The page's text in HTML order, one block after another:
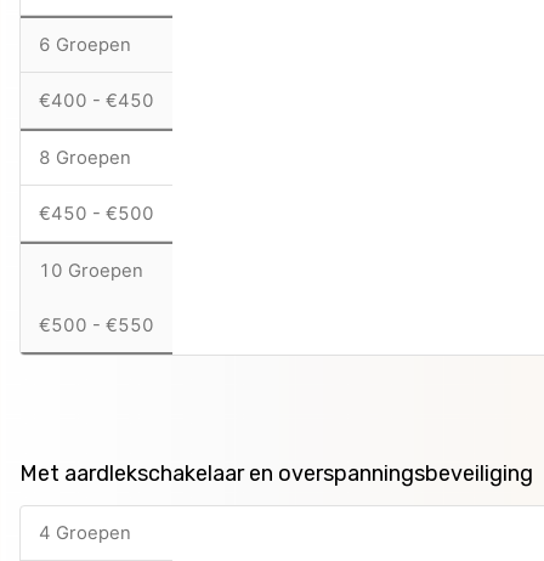
6 Groepen
€400 - €450
8 Groepen
€450 - €500
10 Groepen
€500 - €550
Met aardlekschakelaar en overspanningsbeveiliging
4 Groepen